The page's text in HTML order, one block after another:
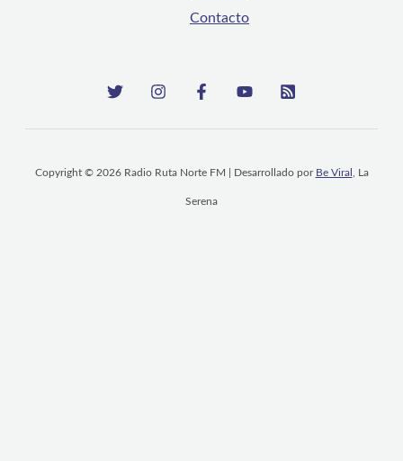
Contacto
Copyright © 2026 Radio Ruta Norte FM | Desarrollado por Be Viral , La
Serena